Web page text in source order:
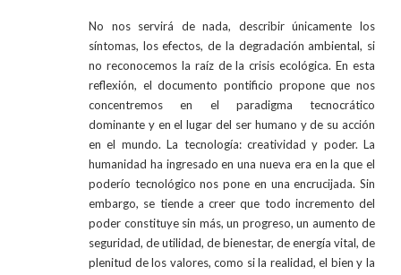
No nos servirá de nada, describir únicamente los
síntomas, los efectos, de la degradación ambiental, si
no reconocemos la raíz de la crisis ecológica. En esta
reflexión, el documento pontificio propone que nos
concentremos en el paradigma tecnocrático
dominante y en el lugar del ser humano y de su acción
en el mundo. La tecnología: creatividad y poder. La
humanidad ha ingresado en una nueva era en la que el
poderío tecnológico nos pone en una encrucijada. Sin
embargo, se tiende a creer que todo incremento del
poder constituye sin más, un progreso, un aumento de
seguridad, de utilidad, de bienestar, de energía vital, de
plenitud de los valores, como si la realidad, el bien y la